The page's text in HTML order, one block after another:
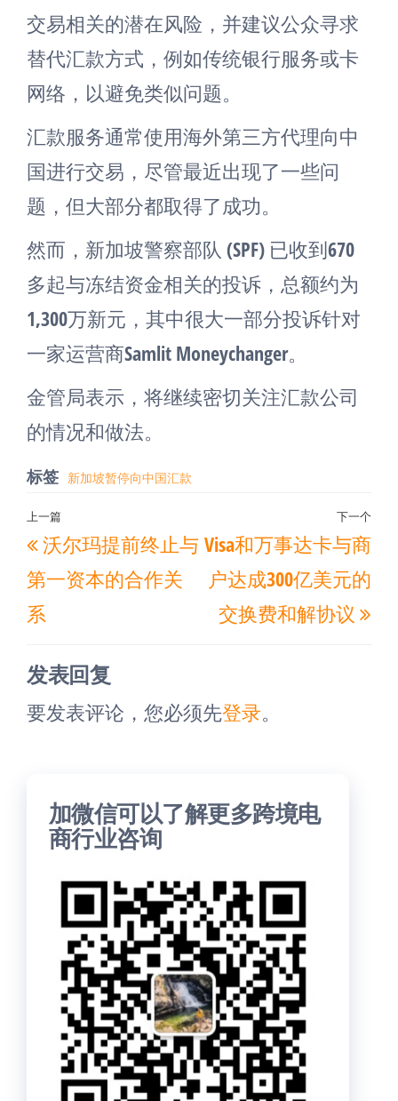
交易相关的潜在风险，并建议公众寻求
替代汇款方式，例如传统银行服务或卡
网络，以避免类似问题。
汇款服务通常使用海外第三方代理向中
国进行交易，尽管最近出现了一些问
题，但大部分都取得了成功。
然而，新加坡警察部队 (SPF) 已收到670
多起与冻结资金相关的投诉，总额约为
1,300万新元，其中很大一部分投诉针对
一家运营商Samlit Moneychanger。
金管局表示，将继续密切关注汇款公司
的情况和做法。
标签 新加坡暂停向中国汇款
文
章
导
航
上
一
篇
文
章
上一篇
沃尔玛提前终止与
第一资本的合作关
系
下
下一个
Visa和万事达卡与商
户达成300亿美元的
交换费和解协议
发表回复
要发表评论，您必须先登录。
加微信可以了解更多跨境电
商行业咨询